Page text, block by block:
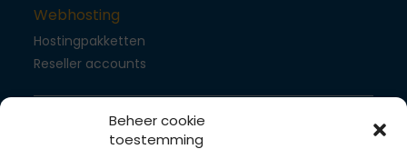
Beheer cookie
toestemming
Contact
Webhosting
Hostingpakketten
Reseller accounts
WordPress hosting
Joomla hosting